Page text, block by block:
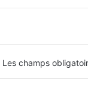
Les champs